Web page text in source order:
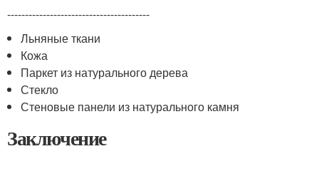
----------------------------------------
Льняные ткани
Кожа
Паркет из натурального дерева
Стекло
Стеновые панели из натурального камня
Заключение